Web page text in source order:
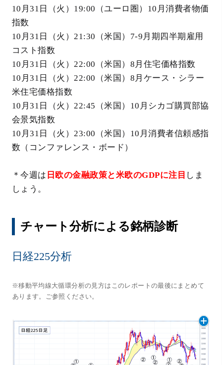
10月31日（火）19:00（ユーロ圏）10月消費者物価
指数
10月31日（火）21:30（米国）7-9月期四半期雇用
コスト指数
10月31日（火）22:00（米国）8月住宅価格指数
10月31日（火）22:00（米国）8月ケース・シラー
米住宅価格指数
10月31日（火）22:45（米国）10月シカゴ購買部協
会景気指数
10月31日（火）23:00（米国）10月消費者信頼感指
数（コンファレンス・ボード）
＊今週は 日欧の金融政策と米欧のGDPに注目 しま
しょう。
チャート分析による銘柄診断
日経225分析
※移動平均線大循環分析の見方はこのレポートの最後にまとめて
あります。ご参照ください。